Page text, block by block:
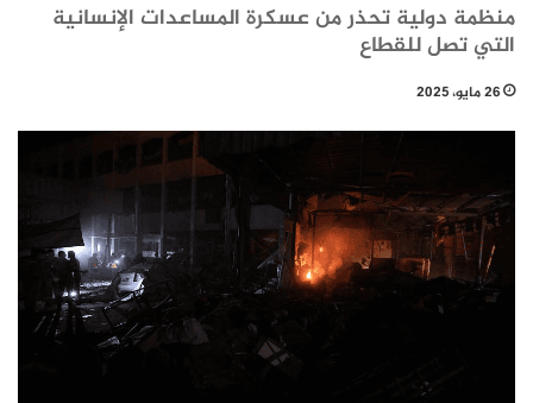
منظمة دولية تحذر من عسكرة المساعدات الإنسانية
التي تصل للقطاع
26 مايو، 2025